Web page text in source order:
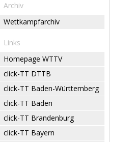
Archiv
Wettkampfarchiv
Links
Homepage WTTV
click-TT DTTB
click-TT Baden-Württemberg
click-TT Baden
click-TT Brandenburg
click-TT Bayern